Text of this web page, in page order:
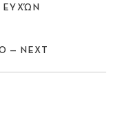
ΕΥΧΏΝ
— NEXT